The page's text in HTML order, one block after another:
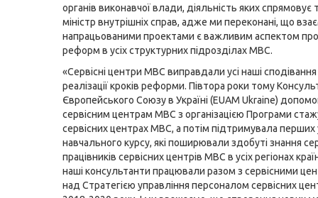
органів виконавчої влади, діяльність яких спрямовує
міністр внутрішніх справ, адже ми переконані, що
напрацьованими проектами є важливим аспектом
реформ в усіх структурних підрозділах МВС.
«Сервісні центри МВС виправдали усі наші
реалізації кроків реформи. Півтора роки тому
Європейського Союзу в Україні (EUAM Ukraine)
сервісним центрам МВС з організацією Програми
сервісних центрах МВС, а потім підтримувала перших
навчального курсу, які поширювали здобуті знання
працівників сервісних центрів МВС в усіх регіонах
наші консультанти працювали разом з сервісними
над Стратегією управління персоналом сервісних